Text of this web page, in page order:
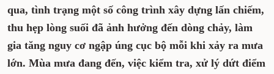
qua, tình trạng một số công trình xây dựng lấn chiếm,
thu hẹp lòng suối đã ảnh hưởng đến dòng chảy, làm
gia tăng nguy cơ ngập úng cục bộ mỗi khi xảy ra mưa
lớn. Mùa mưa đang đến, việc kiểm tra, xử lý dứt điểm